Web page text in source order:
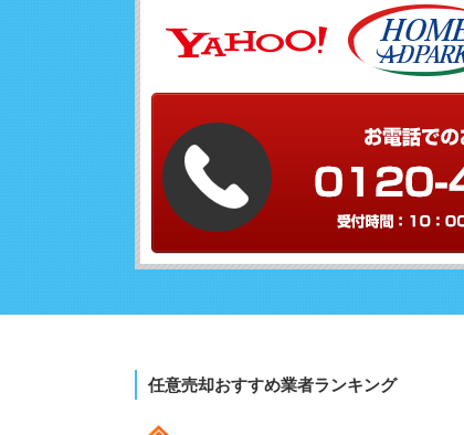
任意売却おすすめ業者ランキング